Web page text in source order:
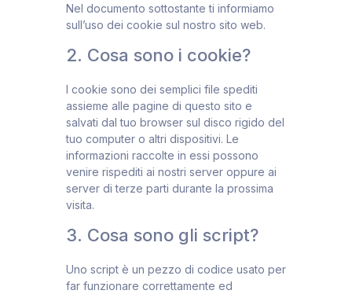
Nel documento sottostante ti informiamo
sull’uso dei cookie sul nostro sito web.
2. Cosa sono i cookie?
I cookie sono dei semplici file spediti
assieme alle pagine di questo sito e
salvati dal tuo browser sul disco rigido del
tuo computer o altri dispositivi. Le
informazioni raccolte in essi possono
venire rispediti ai nostri server oppure ai
server di terze parti durante la prossima
visita.
3. Cosa sono gli script?
Uno script è un pezzo di codice usato per
far funzionare correttamente ed